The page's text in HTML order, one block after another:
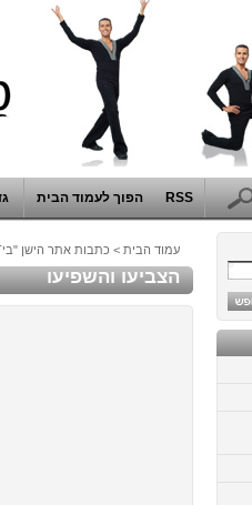
RSS הפוך לעמוד הבית
עמוד הבית > כתבות אתר הישן "ביTנועה"
הצביעו והשפיעו